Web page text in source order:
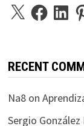
X Facebook
RECENT
Na8on
Sergio González